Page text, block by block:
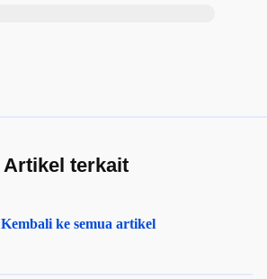
Artikel terkait
Kembali ke semua artikel